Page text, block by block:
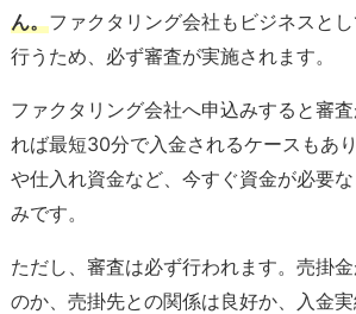
ん。ファクタリング会社もビジネスと
行うため、必ず審査が実施されます。
ファクタリング会社へ申込みすると審
れば最短30分で入金されるケースもあ
や仕入れ資金など、今すぐ資金が必要
みです。
ただし、審査は必ず行われます。売掛
のか、売掛先との関係は良好か、入金